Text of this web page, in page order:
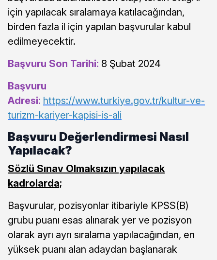
için yapılacak sıralamaya katılacağından,
birden fazla il için yapılan başvurular kabul
edilmeyecektir.
Başvuru Son Tarihi: 8 Şubat 2024
Başvuru
Adresi: https://www.turkiye.gov.tr/kultur-ve-
turizm-kariyer-kapisi-is-ali
Başvuru Değerlendirmesi Nasıl
Yapılacak?
Sözlü Sınav Olmaksızın yapılacak
kadrolarda;
Başvurular, pozisyonlar itibariyle KPSS(B)
grubu puanı esas alınarak yer ve pozisyon
olarak ayrı ayrı sıralama yapılacağından, en
yüksek puanı alan adaydan başlanarak